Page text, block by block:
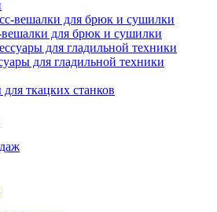
для брюк и сушилки
для гладильной техники
ткацких станков